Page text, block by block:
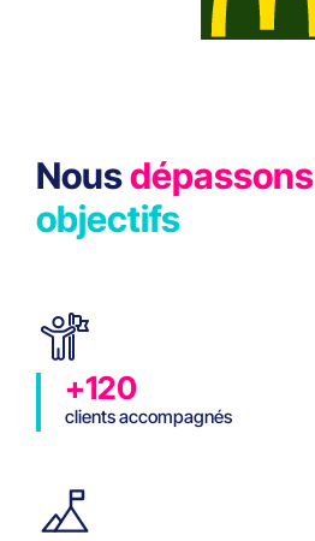
Nousdépassons
objectifs
+120
clients accompagnés